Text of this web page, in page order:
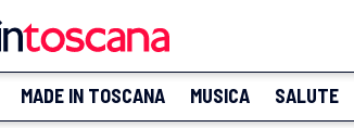
MADE IN TOSCANA MUSICA SALUTE